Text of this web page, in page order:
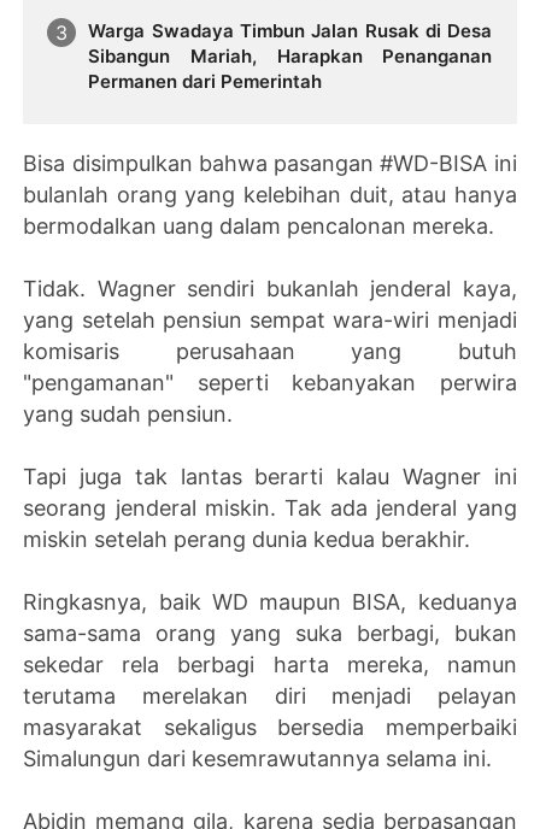
Warga Swadaya Timbun Jalan Rusak di Desa
Sibangun Mariah, Harapkan Penanganan
Permanen dari Pemerintah
Bisa disimpulkan bahwa pasangan #WD-BISA ini
bulanlah orang yang kelebihan duit, atau hanya
bermodalkan uang dalam pencalonan mereka.
Tidak. Wagner sendiri bukanlah jenderal kaya,
yang setelah pensiun sempat wara-wiri menjadi
komisaris perusahaan yang butuh
"pengamanan" seperti kebanyakan perwira
yang sudah pensiun.
Tapi juga tak lantas berarti kalau Wagner ini
seorang jenderal miskin. Tak ada jenderal yang
miskin setelah perang dunia kedua berakhir.
Ringkasnya, baik WD maupun BISA, keduanya
sama-sama orang yang suka berbagi, bukan
sekedar rela berbagi harta mereka, namun
terutama merelakan diri menjadi pelayan
masyarakat sekaligus bersedia memperbaiki
Simalungun dari kesemrawutannya selama ini.
Abidin memang gila, karena sedia berpasangan